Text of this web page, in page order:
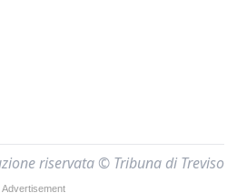
riservata © Tribuna di Treviso